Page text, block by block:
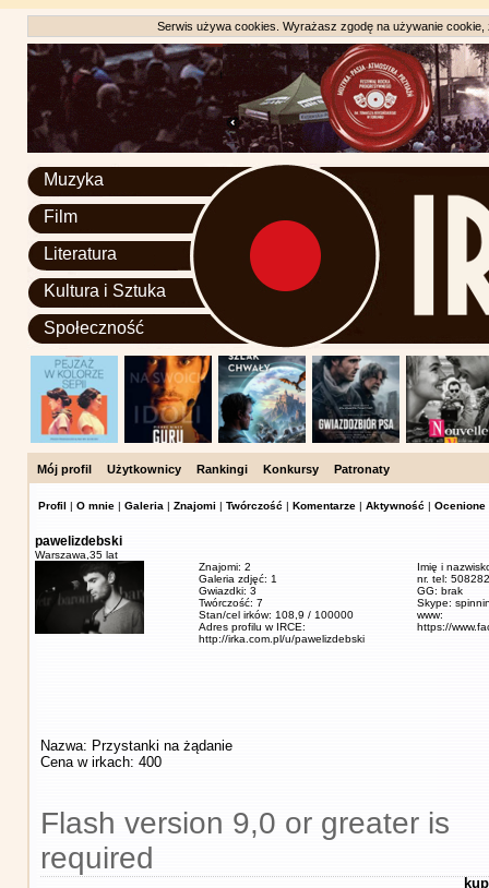
Serwis używa cookies. Wyrażasz zgodę na używanie
Muzyka
Film
Literatura
Kultura i Sztuka
Społeczność
Mój profil Użytkownicy Rankingi Konkursy Patronaty
Profil | O mnie | Galeria | Znajomi | Twórczość | Komentarze | Aktywność | Ocenione
pawelizdebski
Warszawa, 35 lat
Znajomi: 2
Galeria zdjęć: 1
Gwiazdki: 3
Twórczość: 7
Stan/cel irków: 108,9 / 100000
Adres profilu w IRCE:
http://irka.com.pl/u/pawelizdebski
Imię i
nr. tel:
GG: brak
Skype:
www:
https://
Nazwa: Przystanki na żądanie
Cena w irkach: 400
Flash version 9,0 or greater is
required